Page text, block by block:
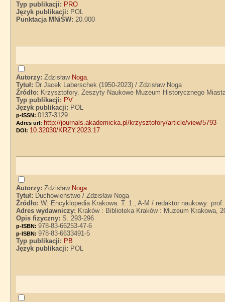
Typ publikacji: PRO
Język publikacji: POL
Punktacja MNiSW:20.000
Autorzy:Zdzisław Noga.
Tytuł: Dr Jacek Laberschek (1950-2023) / Zdzisław Noga
Źródło: Krzysztofory. Zeszyty Naukowe Muzeum Historycznego
Typ publikacji: PV
Język publikacji: POL
p-ISSN:0137-3129
Adres url: http://journals.akademicka.pl/krzysztofory/article/view/5793
DOI: 10.32030/KRZY.2023.17
Autorzy:Zdzisław Noga.
Tytuł: Duchowieństwo / Zdzisław Noga
Źródło:W: Encyklopedia Krakowa. T. 1 , A-M / redaktor naukowy:
Adres wydawniczy: Kraków : Biblioteka Kraków : Muzeum Krakowa,
Opis fizyczny:S. 293-296
p-ISBN:978-83-66253-47-6
p-ISBN:978-83-6633491-5
Typ publikacji: PB
Język publikacji: POL